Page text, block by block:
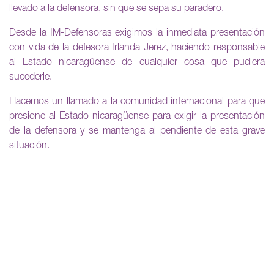
llevado a la defensora, sin que se sepa su paradero.
Desde la IM-Defensoras exigimos la inmediata presentación
con vida de la defesora Irlanda Jerez, haciendo responsable
al Estado nicaragüense de cualquier cosa que pudiera
sucederle.
Hacemos un llamado a la comunidad internacional para que
presione al Estado nicaragüense para exigir la presentación
de la defensora y se mantenga al pendiente de esta grave
situación.